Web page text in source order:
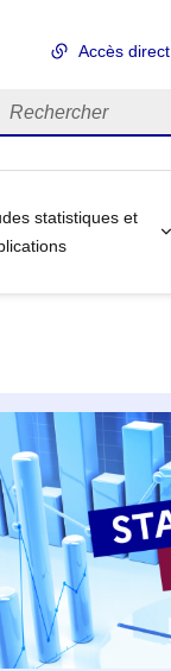
Accès
Rechercher
statistiques et